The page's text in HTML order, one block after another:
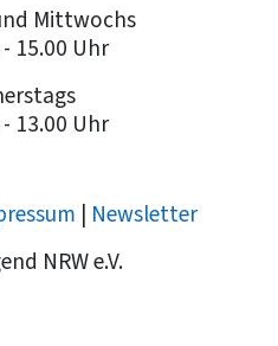
Mittwochs
15.00 Uhr
13.00 Uhr
Newsletter
NRW e.V.